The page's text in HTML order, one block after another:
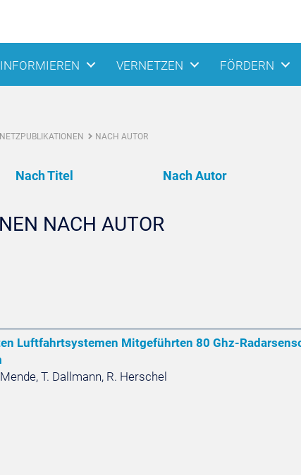
INFORMIEREN VERNETZEN FÖRDERN
NACH AUTOR
Nach Titel Nach Autor
NACH AUTOR
Luftfahrtsystemen Mitgeführten 80 Ghz-
T. Dallmann, R. Herschel